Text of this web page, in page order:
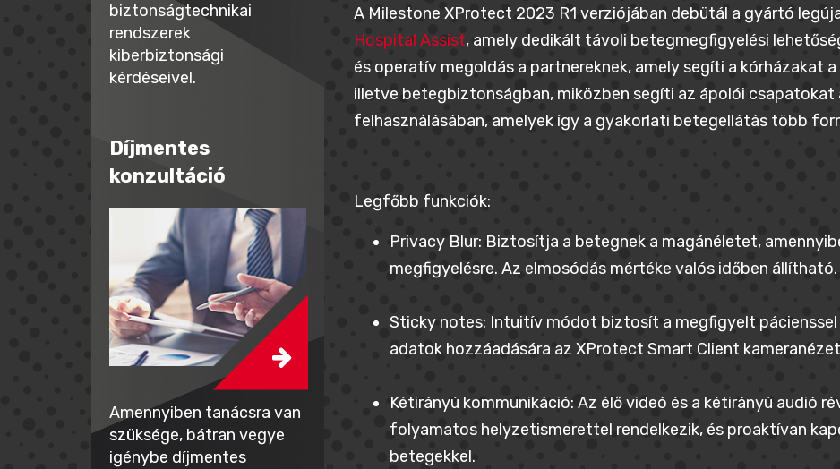
biztonságtechnikai
rendszerek
kiberbiztonsági
kérdéseivel.
Díjmentes
konzultáció
Amennyiben tanácsra van
szüksége, bátran vegye
igénybe díjmentes
A Milestone XProtect 2023 R1 verziójában debütál a gyártó
Hospital Assist, amely dedikált távoli betegmegfigyelési
és operatív megoldás a partnereknek, amely segíti a kórházakat
illetve betegbiztonságban, miközben segíti az ápolói
felhasználásában, amelyek így a gyakorlati betegellátás több
Legfőbb funkciók:
Privacy Blur: Biztosítja a betegnek a magánéletet,
megfigyelésre. Az elmosódás mértéke valós időben állítható.
Sticky notes: Intuitív módot biztosít a megfigyelt
adatok hozzáadására az XProtect Smart Client
Kétirányú kommunikáció: Az élő videó és a kétirányú audió
folyamatos helyzetismerettel rendelkezik, és proaktívan
betegekkel.